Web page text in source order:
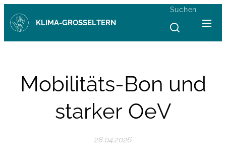
KLIMA-GROSSELTERN
Suchen
Mobilitäts-Bon und
starker OeV
28.04.2026